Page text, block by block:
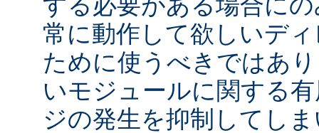
常に動作して欲しいデ
ために使うべきではあ
いモジュールに関する
ジの発生を抑制してし